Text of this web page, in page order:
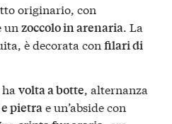
originario, con
un zoccolo in arenaria. La
è decorata con filari di
volta a botte, alternanza
pietrae un’abside con